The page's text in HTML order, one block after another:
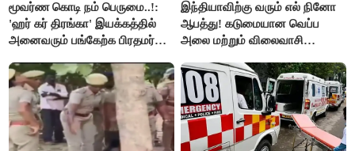
மூவர்ண கொடி நம் பெருமை..!:
'ஹர் கர் திரங்கா' இயக்கத்தில்
அனைவரும் பங்கேற்க பிரதமர்
இந்தியாவிற்கு வரும் எல் நினோ
ஆபத்து! கடுமையான வெப்ப
அலை மற்றும் விலைவாசி